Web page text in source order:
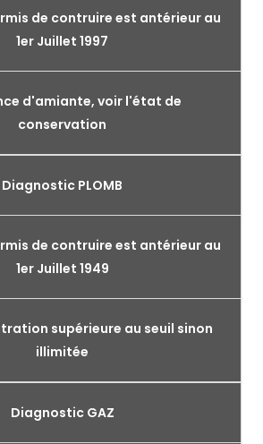
de contruire est antérieur au
1er Juillet 1997
d'amiante, voir l'état de
conservation
Diagnostic PLOMB
de contruire est antérieur au
1er Juillet 1949
supérieure au seuil sinon
illimitée
Diagnostic GAZ